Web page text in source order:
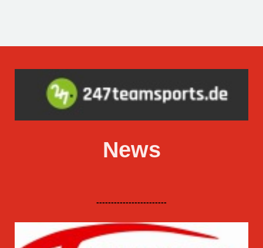
News
------------------------